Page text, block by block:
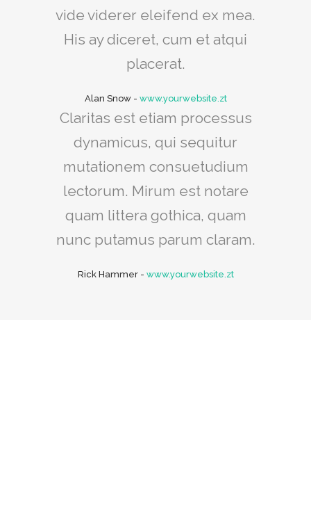
vide viderer eleifend ex mea.
His ay diceret, cum et atqui
placerat.
Alan Snow- www.yourwebsite.zt
Claritas est etiam processus
dynamicus, qui sequitur
mutationem consuetudium
lectorum. Mirum est notare
quam littera gothica, quam
nunc putamus parum claram.
Rick Hammer- www.yourwebsite.zt